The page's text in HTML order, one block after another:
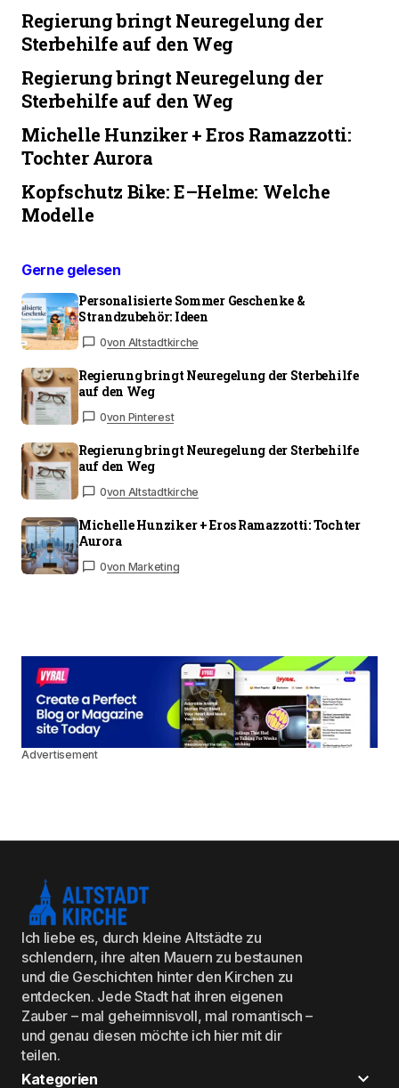
Regierung bringt Neuregelung der
Sterbehilfe auf den Weg
Regierung bringt Neuregelung der
Sterbehilfe auf den Weg
Michelle Hunziker + Eros Ramazzotti:
Tochter Aurora
Kopfschutz Bike: E–Helme: Welche
Modelle
Gerne gelesen
Personalisierte Sommer Geschenke &
Strandzubehör: Ideen
0von Altstadtkirche
Regierung bringt Neuregelung der Sterbehilfe
auf den Weg
0von Pinterest
Regierung bringt Neuregelung der Sterbehilfe
auf den Weg
0von Altstadtkirche
Michelle Hunziker + Eros Ramazzotti: Tochter
Aurora
0von Marketing
Advertisement
Ich liebe es, durch kleine Altstädte zu
schlendern, ihre alten Mauern zu bestaunen
und die Geschichten hinter den Kirchen zu
entdecken. Jede Stadt hat ihren eigenen
Zauber – mal geheimnisvoll, mal romantisch –
und genau diesen möchte ich hier mit dir
teilen.
Kategorien